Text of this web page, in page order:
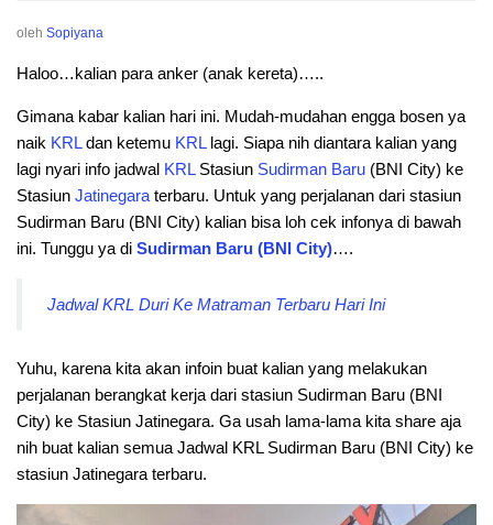
oleh Sopiyana
Haloo…kalian para anker (anak kereta)…..
Gimana kabar kalian hari ini. Mudah-mudahan engga bosen ya
naik KRLdan ketemu KRLlagi. Siapa nih diantara kalian yang
lagi nyari info jadwal KRLStasiun Sudirman Baru (BNI City) ke
Stasiun Jatinegara terbaru. Untuk yang perjalanan dari stasiun
Sudirman Baru (BNI City) kalian bisa loh cek infonya di bawah
ini. Tunggu ya di Sudirman Baru (BNI City)….
Jadwal KRL Duri Ke Matraman Terbaru Hari Ini
Yuhu, karena kita akan infoin buat kalian yang melakukan
perjalanan berangkat kerja dari stasiun Sudirman Baru (BNI
City) ke Stasiun Jatinegara. Ga usah lama-lama kita share aja
nih buat kalian semua Jadwal KRL Sudirman Baru (BNI City) ke
stasiun Jatinegara terbaru.